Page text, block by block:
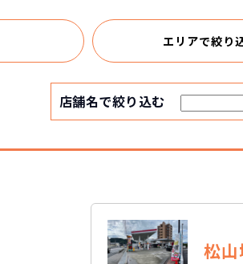
エリアで絞り
店舗名で絞り込む
松